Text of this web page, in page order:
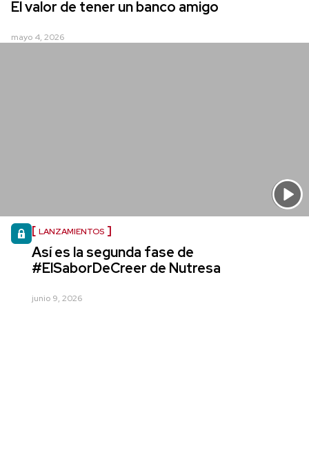
El valor de tener un banco amigo
mayo 4, 2026
LANZAMIENTOS
Así es la segunda fase de
#ElSaborDeCreer de Nutresa
junio 9, 2026